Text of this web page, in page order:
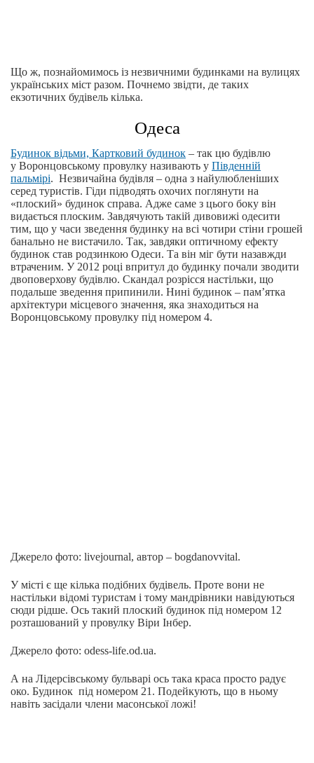
Що ж, познайомимось із незвичними будинками на вулицях
українських міст разом. Почнемо звідти, де таких
екзотичних будівель кілька.
Одеса
Будинок відьми, Картковий будинок – так цю будівлю
у Воронцовському провулку називають у Південній
пальмірі. Незвичайна будівля – одна з найулюбленіших
серед туристів. Гіди підводять охочих поглянути на
«плоский» будинок справа. Адже саме з цього боку він
видається плоским. Завдячують такій дивовижі одесити
тим, що у часи зведення будинку на всі чотири стіни грошей
банально не вистачило. Так, завдяки оптичному ефекту
будинок став родзинкою Одеси. Та він міг бути назавжди
втраченим. У 2012 році впритул до будинку почали зводити
двоповерхову будівлю. Скандал розрісся настільки, що
подальше зведення припинили. Нині будинок – пам’ятка
архітектури місцевого значення, яка знаходиться на
Воронцовському провулку під номером 4.
Джерело фото: livejournal, автор – bogdanovvital.
У місті є ще кілька подібних будівель. Проте вони не
настільки відомі туристам і тому мандрівники навідуються
сюди рідше. Ось такий плоский будинок під номером 12
розташований у провулку Віри Інбер.
Джерело фото: odess-life.od.ua.
А на Лідерсівському бульварі ось така краса просто радує
око. Будинок під номером 21. Подейкують, що в ньому
навіть засідали члени масонської ложі!